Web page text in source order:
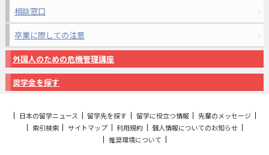
相談窓口
卒業に際しての注意
外国人のための危機管理講座
奨学金を探す
日本の留学ニュース 留学先を探す 留学に役立つ情報
先輩のメッセージ
索引検索
サイトマップ 利用規約
個人情報についてのお知らせ
推奨環境について